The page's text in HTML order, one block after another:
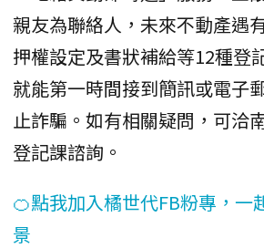
親友為聯絡人，未來不動產遇
押權設定及書狀補給等12種登
就能第一時間接到簡訊或電子
止詐騙。如有相關疑問，可洽
登記課諮詢。
🍊點我加入橘世代FB粉專，一
景